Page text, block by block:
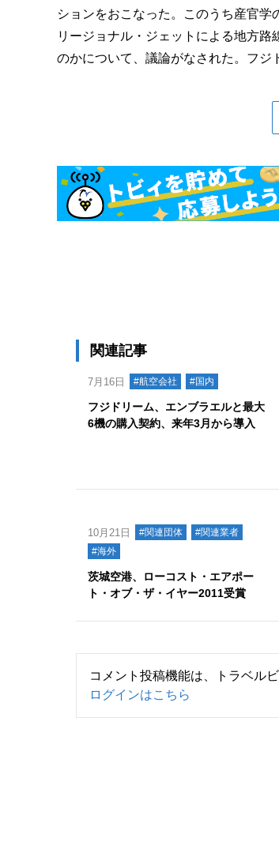
ションをおこなった。このうち産官学
リージョナル・ジェットによる地方
のかについて、議論がなされた。フジ
関連記事
7月16日 #航空会社 #国内
フジドリーム、エンブラエルと最大
6機の購入契約、来年3月から導入
10月21日 #関連団体
#関連業者
#海外
茨城空港、ローコスト・エアポー
ト・オブ・ザ・イヤー2011受賞
コメント投稿機能は、トラベル
ログインはこちら